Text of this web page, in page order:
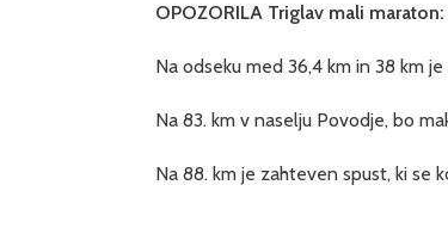
OPOZORILA Triglav mali maraton:
Na odseku med 36,4 km in 38 km
Na 83. km v naselju Povodje, bo
Na 88. km je zahteven spust, ki se